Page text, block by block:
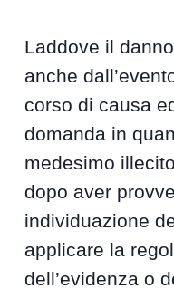
Laddove il
anche
corso di causa
domanda in
medesimo
dopo aver
individuazione
applicare la
dell’evidenza o